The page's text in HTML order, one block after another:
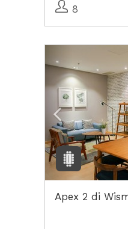
8
Apex 2 di